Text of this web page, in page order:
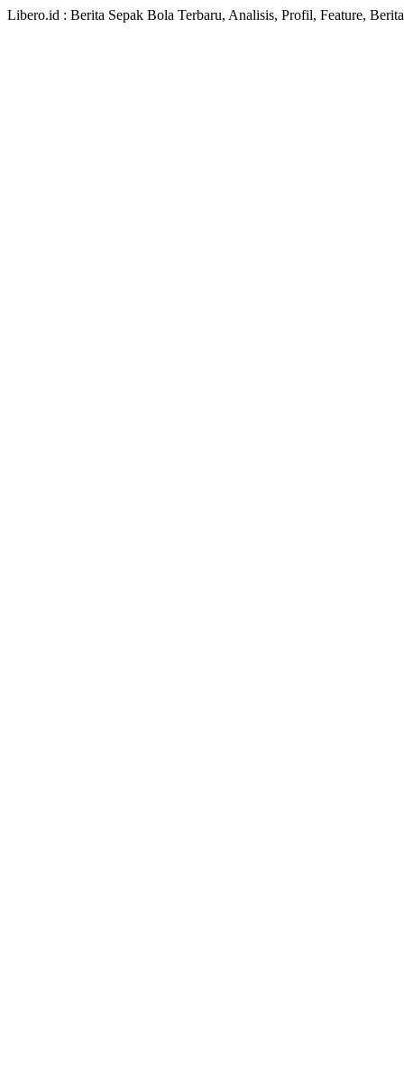
Libero.id : Berita Sepak Bola Terbaru, Analisis, Profil, Feature,